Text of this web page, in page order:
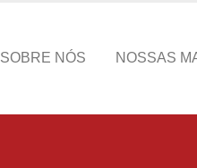
SOBRE NÓS NOSSAS